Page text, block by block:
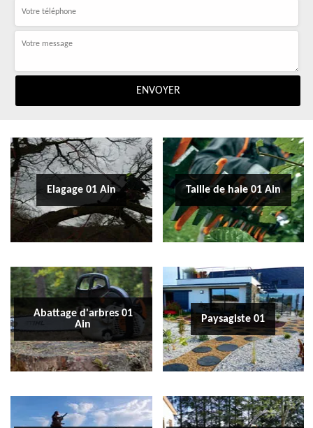
Elagage 01 Ain Taille de haie 01 Ain
Abattage d'arbres 01
Ain
Paysagiste 01